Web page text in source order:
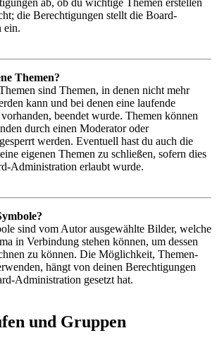
die Berechtigungen stellt die Board-
ein.
Themen?
sind Themen, in denen nicht mehr
kann und bei denen eine laufende
beendet wurde. Themen können
durch einen Moderator oder
werden. Eventuell hast du auch die
eigenen Themen zu schließen, sofern dies
Administration erlaubt wurde.
sind vom Autor ausgewählte Bilder, welche
in Verbindung stehen können, um dessen
zu können. Die Möglichkeit, Themen-
hängt von deinen Berechtigungen
Administration gesetzt hat.
und Gruppen